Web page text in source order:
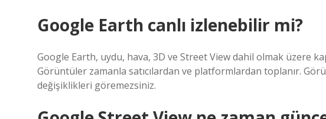
Google Earth canlı izlenebilir mi?
Google Earth, uydu, hava, 3D ve Street View dahil olmak üzere
Görüntüler zamanla satıcılardan ve platformlardan toplanır.
değişiklikleri göremezsiniz.